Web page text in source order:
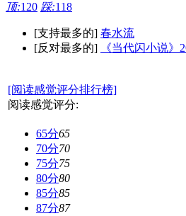
顶:120 踩:118
[支持最多的] 春水流
[反对最多的]
《当代闪小说》
[阅读感觉评分排行榜]
阅读感觉评分:
65分65
70分70
75分75
80分80
85分85
87分87